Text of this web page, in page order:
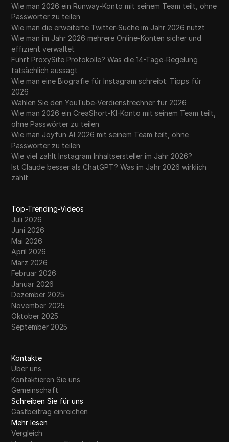
Wie man 2026 ein Runway-Konto mit seinem Team teilt, ohne
Passwörter zu teilen
Wie man die erweiterte Twitter-Suche im Jahr 2026 nutzt
Wie man im Jahr 2026 mehrere Online-Konten sicher und
effizient verwaltet
Führt ProxySite Protokolle? Was die 14-Tage-Regelung
tatsächlich aussagt
Wie man eine Biografie für Instagram schreibt: Tipps für
2026
Wählen Sie den YouTube-Verdienstrechner für 2026
Wie man 2026 ein CreaShort-KI-Konto mit seinem Team teilt,
ohne Passwörter zu teilen
Wie man Joyfun AI 2026 mit seinem Team teilt, ohne
Passwörter zu teilen
Wie viel zahlt Instagram Inhaltsersteller im Jahr 2026?
Ist Claude besser als ChatGPT? Was im Jahr 2026 wirklich
zählt
Top-Trending-Videos
Juli 2026
Juni 2026
Mai 2026
April 2026
März 2026
Februar 2026
Januar 2026
Dezember 2025
November 2025
Oktober 2025
September 2025
Kontakte
Über uns
Kontaktieren Sie uns
Gemeinschaft
Schreiben Sie für uns
Gastbeitrag einreichen
Mehr lesen
Vergleich